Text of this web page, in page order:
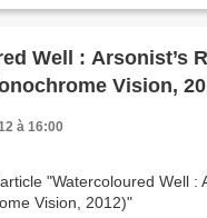
Well : Arsonist’s
Vision,
à 16:00